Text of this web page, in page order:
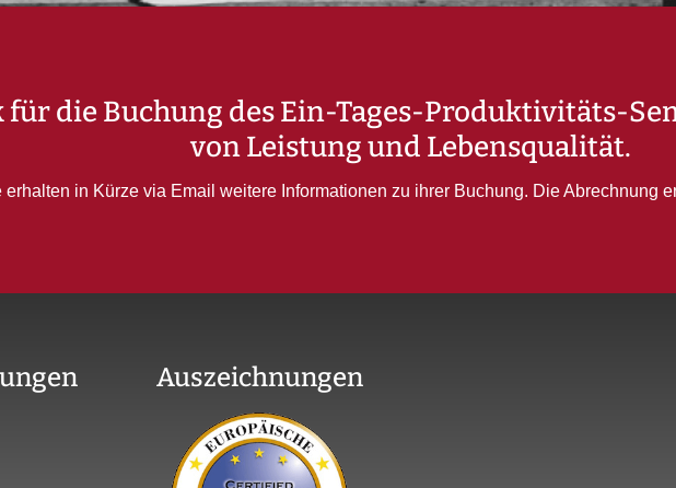
für die Buchung des Ein-Tages-Produktivitäts-
von Leistung und Lebensqualität.
erhalten in Kürze via Email weitere Informationen zu ihrer Buchung. Die Abrechnung
Auszeichnungen